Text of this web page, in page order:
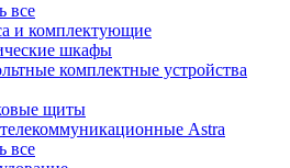
все
и комплектующие
шкафы
комплектные устройства
щиты
Astra
все